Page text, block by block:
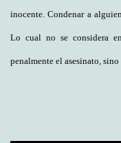
inocente. Condenar a
Lo cual no se considera
penalmente el asesinato,